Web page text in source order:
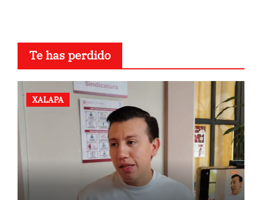
Te has perdido
XALAPA